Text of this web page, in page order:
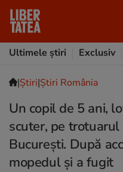
Ultimele știri
Exclusiv
|Ştiri|Știri România
Un copil de 5 ani,
scuter, pe
București. După
mopedul și a fugit